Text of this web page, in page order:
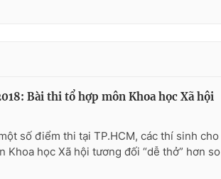
Bài thi tổ hợp môn Khoa học Xã hội
số điểm thi tại TP.HCM, các thí sinh cho
Khoa học Xã hội tương đối “dễ thở” hơn so